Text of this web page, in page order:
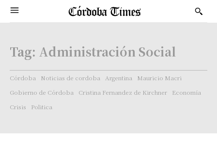
Tag: Administración Social
Córdoba Noticias de cordoba Argentina
Mauricio Macri
Gobierno de Córdoba
Cristina Fernandez de Kirchner
Economía
Crisis
Politica